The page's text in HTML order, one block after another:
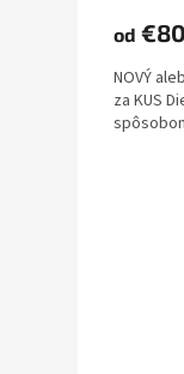
od
NOVÝ
za KUS